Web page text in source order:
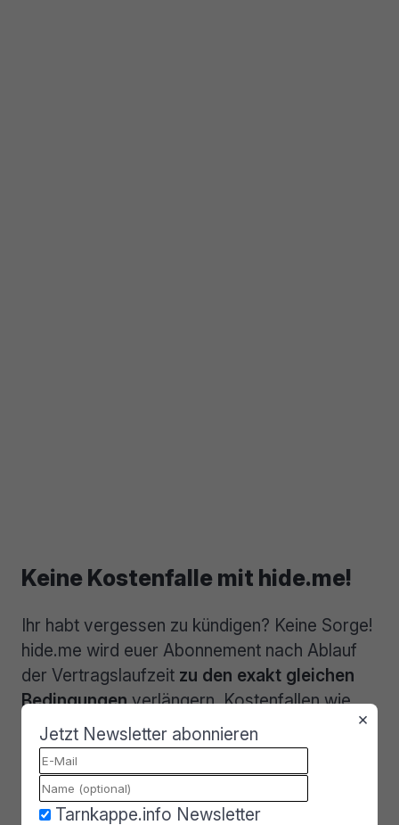
Keine Kostenfalle mit hide.me!
Ihr habt vergessen zu kündigen? Keine Sorge!
hide.me wird euer Abonnement nach Ablauf
der Vertragslaufzeit zu den exakt gleichen
Bedingungenverlängern. Kostenfallen wie
bei einigen anderen großen VPN-Providern
gibt es hier KEINE! Ansonsten würden wir
nicht seit Jahren konsequent für hide.me die
Werbetrommel rühren und den Anbieter
×
Jetzt Newsletter abonnieren
Tarnkappe.info Newsletter